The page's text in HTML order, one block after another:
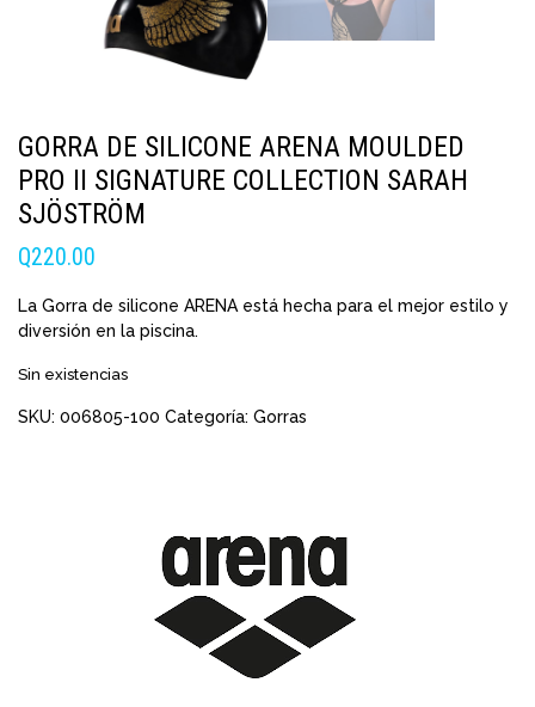
GORRA DE SILICONE ARENA MOULDED
PRO II SIGNATURE COLLECTION SARAH
SJÖSTRÖM
Q220.00
La Gorra de silicone ARENA está hecha para el mejor estilo y
diversión en la piscina.
Sin existencias
SKU: 006805-100 Categoría: Gorras